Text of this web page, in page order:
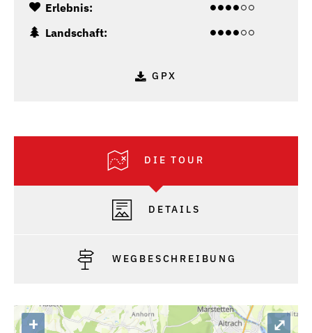
Erlebnis:
Landschaft:
GPX
DIE TOUR
DETAILS
WEGBESCHREIBUNG
+
⤢